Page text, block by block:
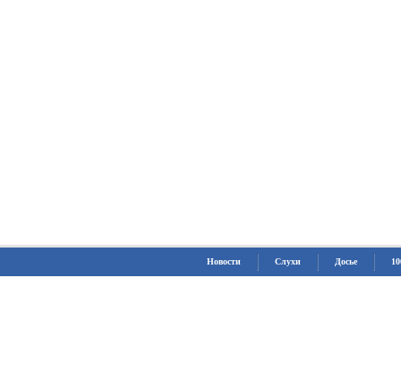
Новости Слухи Досье